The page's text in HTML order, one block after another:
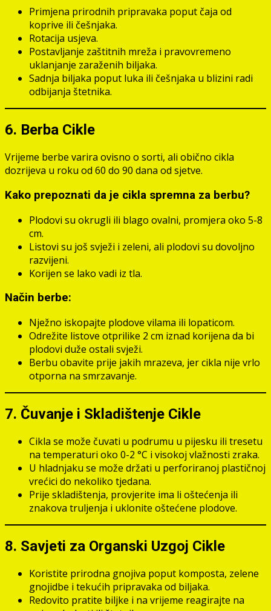
Primjena prirodnih pripravaka poput čaja od
koprive ili češnjaka.
Rotacija usjeva.
Postavljanje zaštitnih mreža i pravovremeno
uklanjanje zaraženih biljaka.
Sadnja biljaka poput luka ili češnjaka u blizini radi
odbijanja štetnika.
6. Berba Cikle
Vrijeme berbe varira ovisno o sorti, ali obično cikla
dozrijeva u roku od 60 do 90 dana od sjetve.
Kako prepoznati da je cikla spremna za berbu?
Plodovi su okrugli ili blago ovalni, promjera oko 5-8
cm.
Listovi su još svježi i zeleni, ali plodovi su dovoljno
razvijeni.
Korijen se lako vadi iz tla.
Način berbe:
Nježno iskopajte plodove vilama ili lopaticom.
Odrežite listove otprilike 2 cm iznad korijena da bi
plodovi duže ostali svježi.
Berbu obavite prije jakih mrazeva, jer cikla nije vrlo
otporna na smrzavanje.
7. Čuvanje i Skladištenje Cikle
Cikla se može čuvati u podrumu u pijesku ili tresetu
na temperaturi oko 0-2 °C i visokoj vlažnosti zraka.
U hladnjaku se može držati u perforiranoj plastičnoj
vrećici do nekoliko tjedana.
Prije skladištenja, provjerite ima li oštećenja ili
znakova truljenja i uklonite oštećene plodove.
8. Savjeti za Organski Uzgoj Cikle
Koristite prirodna gnojiva poput komposta, zelene
gnojidbe i tekućih pripravaka od biljaka.
Redovito pratite biljke i na vrijeme reagirajte na